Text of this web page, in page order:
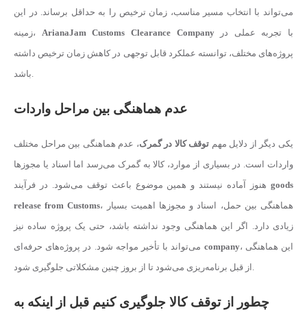
می‌تواند با انتخاب مسیر مناسب، زمان ترخیص را به حداقل برساند. در این
زمینه، ArianaJam Customs Clearance Companyبا تجربه عملی در
پروژه‌های مختلف، توانسته عملکرد قابل توجهی در کاهش زمان ترخیص داشته
باشد.
عدم هماهنگی بین مراحل واردات
یکی دیگر از دلایل مهم توقف کالا در گمرک، عدم هماهنگی بین مراحل مختلف
واردات است. در بسیاری از موارد، کالا به گمرک می‌رسد اما اسناد یا مجوزها
هنوز آماده نیستند و همین موضوع باعث توقف می‌شود. در فرآیندgoods
release from Customs، هماهنگی بین حمل، اسناد و مجوزها اهمیت بسیار
زیادی دارد. اگر این هماهنگی وجود نداشته باشد، حتی یک پروژه ساده نیز
company، این هماهنگی
از قبل برنامه‌ریزی می‌شود تا از بروز چنین مشکلاتی جلوگیری شود.
چطور از توقف کالا جلوگیری کنیم قبل از اینکه به